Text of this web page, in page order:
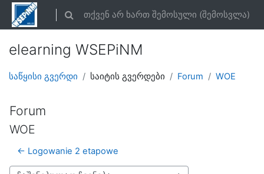
გადადი მთავარ შინაარსზე
Toggle search input
თქვენ არ ხართ შემოსული (შემოსვლა)
elearning WSEPiNM
საწყისი გვერდი საიტის გვერდები Forum WOE
Forum
WOE
← Logowanie 2 etapowe